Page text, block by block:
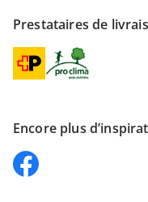
Prestataires de
Encore plus